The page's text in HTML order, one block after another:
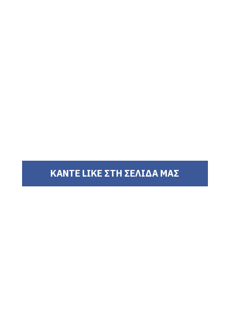
ΚΑΝΤΕ LIKE ΣΤΗ ΣΕΛΙΔΑ ΜΑΣ